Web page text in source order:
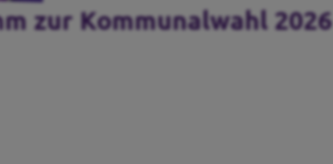
zur Kommunalwahl 2026